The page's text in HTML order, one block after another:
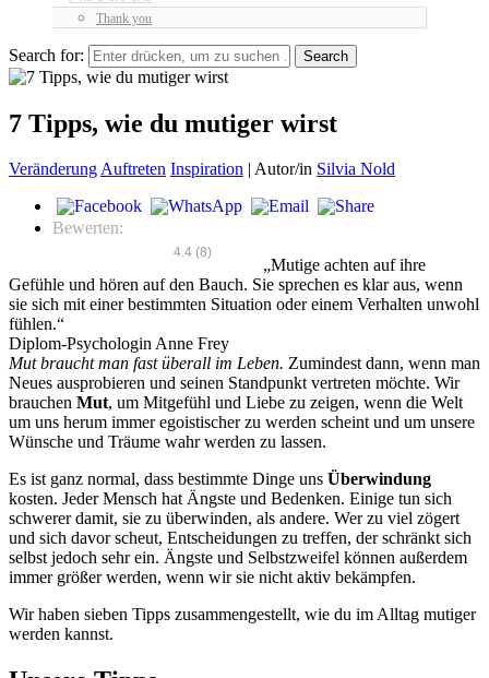
Thank you
Search for:
7 Tipps, wie du mutiger wirst
VeränderungAuftreten Inspiration | Autor/in Silvia Nold
Bewerten:
4.4(8)
„Mutige achten auf ihre
Gefühle und hören auf den Bauch. Sie sprechen es klar aus, wenn
sie sich mit einer bestimmten Situation oder einem Verhalten unwohl
fühlen.“
Diplom-Psychologin Anne Frey
Mut braucht man fast überall im Leben. Zumindest dann, wenn man
Neues ausprobieren und seinen Standpunkt vertreten möchte. Wir
brauchen Mut, um Mitgefühl und Liebe zu zeigen, wenn die Welt
um uns herum immer egoistischer zu werden scheint und um unsere
Wünsche und Träume wahr werden zu lassen.
Es ist ganz normal, dass bestimmte Dinge uns Überwindung
kosten. Jeder Mensch hat Ängste und Bedenken. Einige tun sich
schwerer damit, sie zu überwinden, als andere. Wer zu viel zögert
und sich davor scheut, Entscheidungen zu treffen, der schränkt sich
selbst jedoch sehr ein. Ängste und Selbstzweifel können außerdem
immer größer werden, wenn wir sie nicht aktiv bekämpfen.
Wir haben sieben Tipps zusammengestellt, wie du im Alltag mutiger
werden kannst.